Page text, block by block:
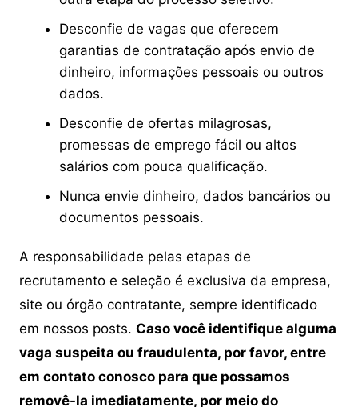
Desconfie de vagas que oferecem
garantias de contratação após envio de
dinheiro, informações pessoais ou outros
dados.
Desconfie de ofertas milagrosas,
promessas de emprego fácil ou altos
salários com pouca qualificação.
Nunca envie dinheiro, dados bancários ou
documentos pessoais.
A responsabilidade pelas etapas de
recrutamento e seleção é exclusiva da empresa,
site ou órgão contratante, sempre identificado
em nossos posts. Caso você identifique alguma
vaga suspeita ou fraudulenta, por favor, entre
em contato conosco para que possamos
removê-la imediatamente, por meio do